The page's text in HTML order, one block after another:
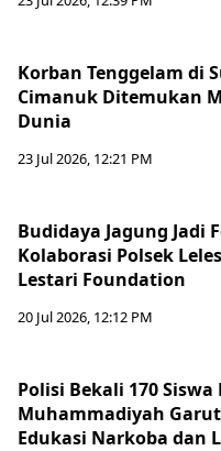
Korban Tenggelam di
Cimanuk Ditemukan
Dunia
23 Jul 2026, 12:21 PM
Budidaya Jagung Jadi
Kolaborasi Polsek
Lestari Foundation
20 Jul 2026, 12:12 PM
Polisi Bekali 170 Siswa
Muhammadiyah
Edukasi Narkoba dan